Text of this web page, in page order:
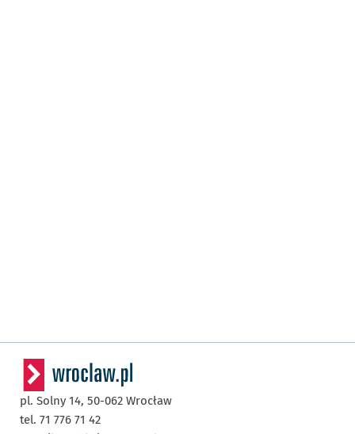
pl. Solny 14, 50-062 Wrocław
tel. 71 776 71 42